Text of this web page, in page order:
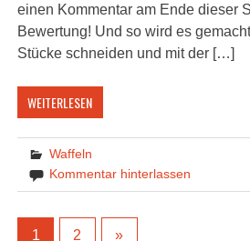
einen Kommentar am Ende dieser
Bewertung! Und so wird es
Stücke schneiden und mit der […]
WEITERLESEN
Waffeln
Kommentar hinterlassen
1 2 »